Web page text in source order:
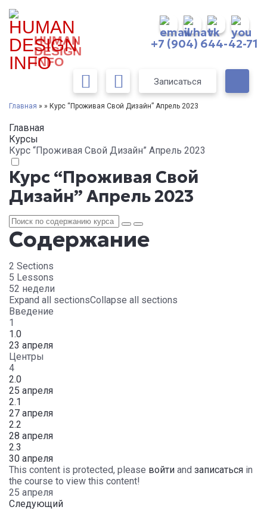
HUMAN
DESIGN
INFO
+7 (904) 644-42-71
Записаться
Главная » » Курс “Проживая Свой Дизайн” Апрель 2023
Главная
Курсы
Курс “Проживая Свой Дизайн” Апрель 2023
Курс “Проживая Свой
Дизайн” Апрель 2023
Содержание
2 Sections
5 Lessons
52 недели
Expand all sectionsCollapse all sections
Введение
1
1.0
23 апреля
Центры
4
2.0
25 апреля
2.1
27 апреля
2.2
28 апреля
2.3
30 апреля
This content is protected, please войти and записаться in
the course to view this content!
25 апреля
Следующий